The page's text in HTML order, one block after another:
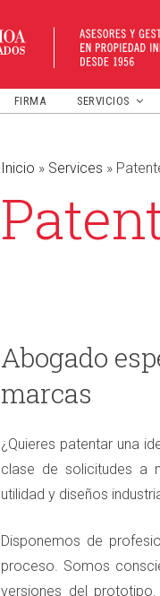
FIRMA SERVICIOS
Inicio » Services »
Abogado
marcas
¿Quieres patentar una
clase de solicitudes a
utilidad y diseños
Disponemos de
proceso. Somos
versiones del